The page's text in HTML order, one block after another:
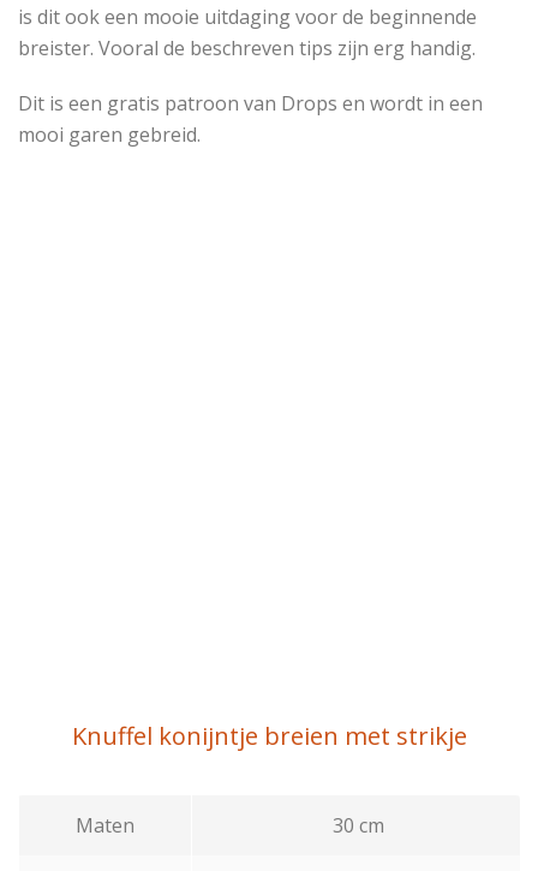
is dit ook een mooie uitdaging voor de beginnende
breister. Vooral de beschreven tips zijn erg handig.
Dit is een gratis patroon van Drops en wordt in een
mooi garen gebreid.
Knuffel konijntje breien met strikje
Maten 30 cm